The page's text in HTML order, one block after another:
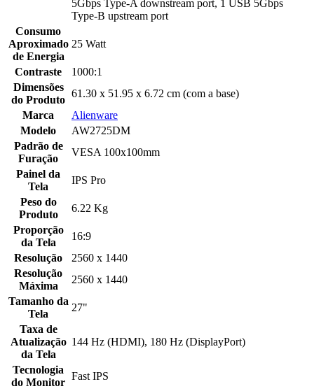
5Gbps Type-A downstream port, 1 USB 5Gbps
Type-B upstream port
Consumo
Aproximado
de Energia
25 Watt
Contraste
1000:1
Dimensões
do Produto
61.30 x 51.95 x 6.72 cm (com a base)
Marca
Alienware
Modelo
AW2725DM
Padrão de
Furação
VESA 100x100mm
Painel da
Tela
IPS Pro
Peso do
Produto
6.22 Kg
Proporção
da Tela
16:9
Resolução
2560 x 1440
Resolução
Máxima
2560 x 1440
Tamanho da
Tela
27"
Taxa de
Atualização
da Tela
144 Hz (HDMI), 180 Hz (DisplayPort)
Tecnologia
do Monitor
Fast IPS